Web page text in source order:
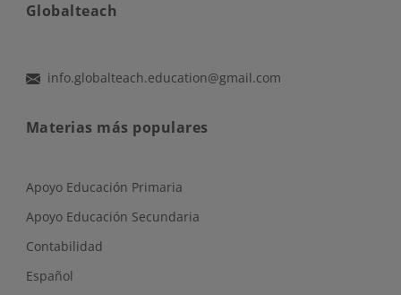
Globalteach
info.globalteach.education@gmail.com
Materias más populares
Apoyo Educación Primaria
Apoyo Educación Secundaria
Contabilidad
Español